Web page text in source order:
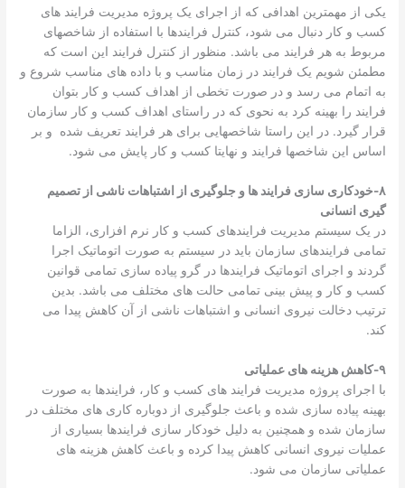
یکی از مهمترین اهدافی که از اجرای یک پروژه مدیریت فرایند های
کسب و کار دنبال می شود، کنترل فرایندها با استفاده از شاخصهای
مربوط به هر فرایند می باشد. منظور از کنترل فرایند این است که
مطمئن شویم یک فرایند در زمان مناسب و با داده های مناسب شروع و
به اتمام می رسد و در صورت تخطی از اهداف کسب و کار بتوان
فرایند را بهینه کرد به نحوی که در راستای اهداف کسب و کار سازمان
قرار گیرد. در این راستا شاخصهایی برای هر فرایند تعریف شده و بر
اساس این شاخصها فرایند و نهایتا کسب و کار پایش می شود.
۸-خودکاری سازی فرایند ها و جلوگیری از اشتباهات ناشی از تصمیم
گیری انسانی
در یک سیستم مدیریت فرایندهای کسب و کار نرم افزاری، الزاما
تمامی فرایندهای سازمان باید در سیستم به صورت اتوماتیک اجرا
گردند و اجرای اتوماتیک فرایندها در گرو پیاده سازی تمامی قوانین
کسب و کار و پیش بینی تمامی حالت های مختلف می باشد. بدین
ترتیب دخالت نیروی انسانی و اشتباهات ناشی از آن کاهش پیدا می
کند.
۹-کاهش هزینه های عملیاتی
با اجرای پروژه مدیریت فرایند های کسب و کار، فرایندها به صورت
بهینه پیاده سازی شده و باعث جلوگیری از دوباره کاری های مختلف در
سازمان شده و همچنین به دلیل خودکار سازی فرایندها بسیاری از
عملیات نیروی انسانی کاهش پیدا کرده و باعث کاهش هزینه های
عملیاتی سازمان می شود.